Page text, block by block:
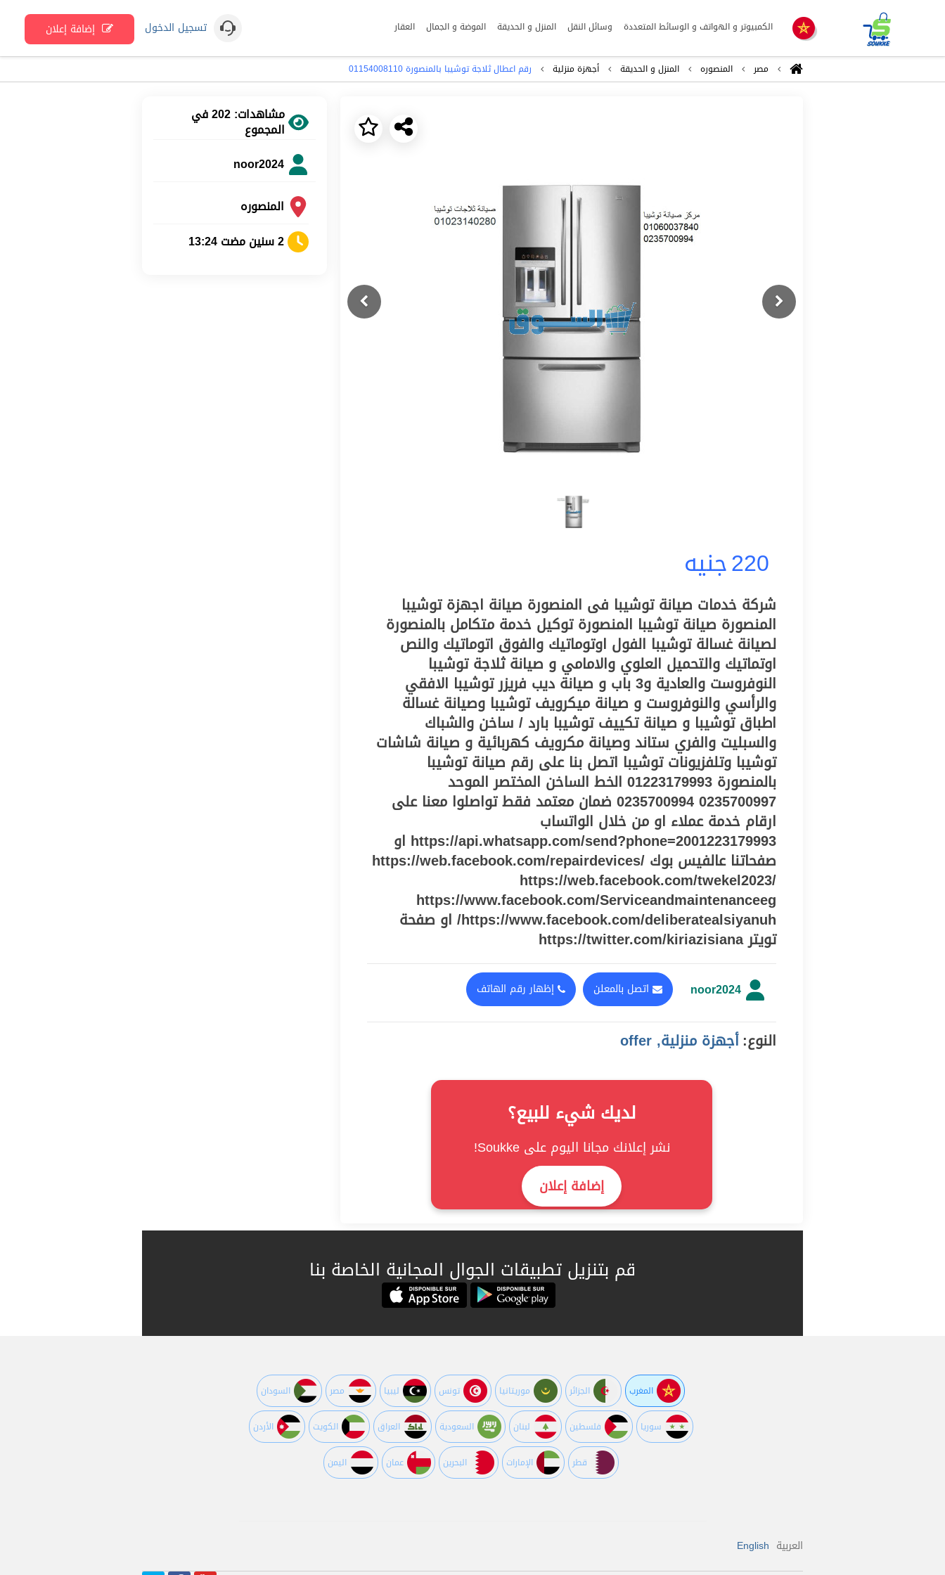
الكمبيوتر و الهواتف و الوسائط المتعددة وسائل النقل المنزل و الحديقة الموضة و الجمال العقار تسجيل الدخول إضافة إعلان
مصر المنصوره المنزل و الحديقة أجهزة منزلية رقم اعطال ثلاجة توشيبا بالمنصورة 01154008110
Previous
Next
220جنيه
شركة خدمات صيانة توشيبا فى المنصورة صيانة اجهزة توشيبا
المنصورة صيانة توشيبا المنصورة توكيل خدمة متكامل بالمنصورة
لصيانة غسالة توشيبا الفول اوتوماتيك والفوق اتوماتيك والنص
اوتماتيك والتحميل العلوي والامامي و صيانة ثلاجة توشيبا
النوفروست والعادية و3 باب و صيانة ديب فريزر توشيبا الافقي
والرأسي والنوفروست و صيانة ميكرويف توشيبا وصيانة غسالة
اطباق توشيبا و صيانة تكييف توشيبا بارد / ساخن والشباك
والسبليت والفري ستاند وصيانة مكرويف كهربائية و صيانة شاشات
توشيبا وتلفزيونات توشيبا اتصل بنا على رقم صيانة توشيبا
بالمنصورة 01223179993 الخط الساخن المختصر الموحد
0235700997 0235700994 ضمان معتمد فقط تواصلوا معنا على
ارقام خدمة عملاء او من خلال الواتساب
https://api.whatsapp.com/send?phone=2001223179993 او
صفحاتنا عالفيس بوك https://web.facebook.com/repairdevices/
https://web.facebook.com/twekel2023/
https://www.facebook.com/Serviceandmaintenanceeg
https://www.facebook.com/deliberatealsiyanuh/ او صفحة
تويتر https://twitter.com/kiriazisiana
noor2024 اتصل بالمعلن إظهار رقم الهاتف
النوع:أجهزة منزلية, offer
لديك شيء للبيع؟
نشر إعلانك مجانا اليوم على Soukke!
إضافة إعلان
مشاهدات: 202 في
المجموع
noor2024
المنصوره
2 سنين مضت 13:24
قم بتنزيل تطبيقات الجوال المجانية الخاصة بنا
المغرب الجزائر موريتانيا تونس ليبيا مصر السودان
سوريا فلسطين لبنان السعودية العراق الكويت اﻷردن
قطر اﻹمارات البحرين عمان اليمن
العربية English